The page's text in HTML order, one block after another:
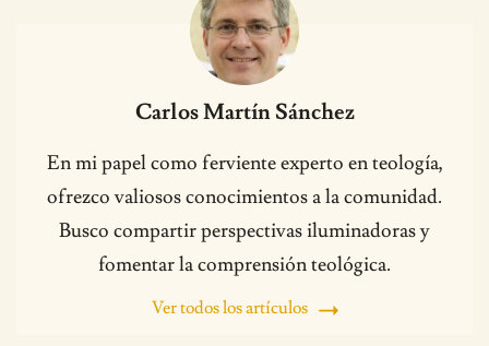
Carlos Martín Sánchez
En mi papel como ferviente experto en teología,
ofrezco valiosos conocimientos a la comunidad.
Busco compartir perspectivas iluminadoras y
fomentar la comprensión teológica.
Ver todos los artículos